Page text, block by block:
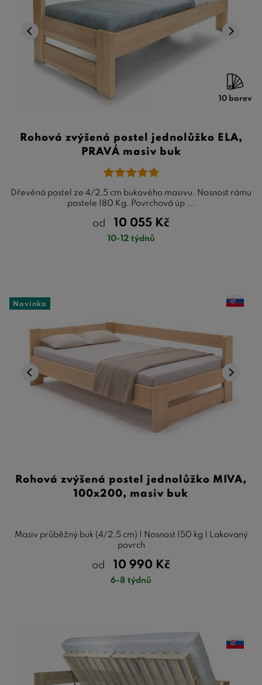
10 barev
Rohová zvýšená postel jednolůžko ELA,
PRAVÁ masiv buk
Dřevěná postel ze 4/2,5 cm bukového masivu. Nosnost rámu
postele 180 Kg. Povrchová úp ...
od 10 055 Kč
10-12 týdnů
Novinka
Rohová zvýšená postel jednolůžko MIVA,
100x200, masiv buk
Masiv průběžný buk (4/2,5 cm) | Nosnost 150 kg | Lakovaný
povrch
od 10 990 Kč
6-8 týdnů